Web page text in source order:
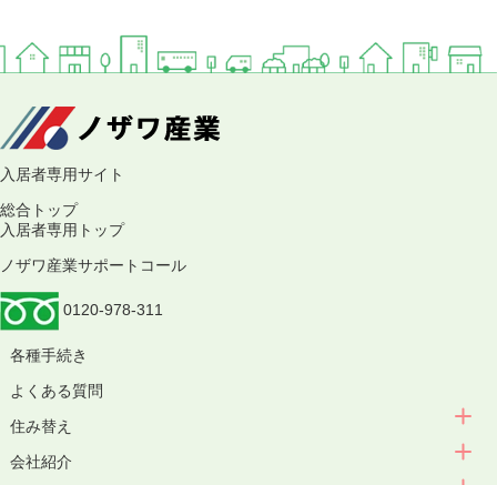
入居者専用サイト
総合トップ
入居者専用トップ
ノザワ産業サポートコール
0120-978-311
各種手続き
よくある質問
住み替え
会社紹介